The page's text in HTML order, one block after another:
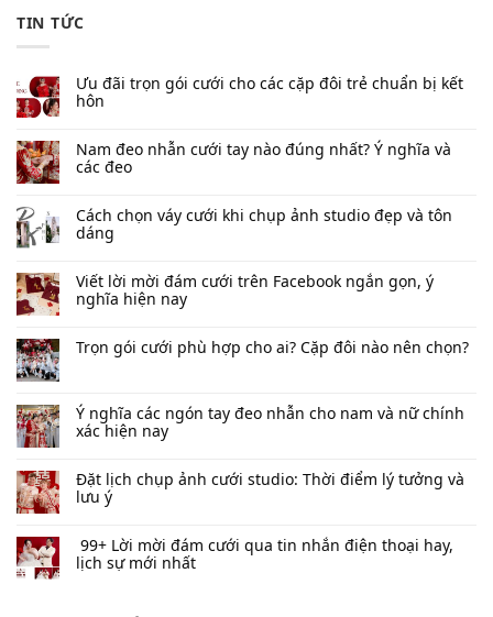
TIN TỨC
Ưu đãi trọn gói cưới cho các cặp đôi trẻ chuẩn bị kết
hôn
Nam đeo nhẫn cưới tay nào đúng nhất​? Ý nghĩa và
các đeo
Cách chọn váy cưới khi chụp ảnh studio đẹp và tôn
dáng
Viết lời mời đám cưới trên Facebook​ ngắn gọn, ý
nghĩa hiện nay
Trọn gói cưới phù hợp cho ai? Cặp đôi nào nên chọn?
Ý nghĩa các ngón tay đeo nhẫn cho nam và nữ chính
xác hiện nay
Đặt lịch chụp ảnh cưới studio: Thời điểm lý tưởng và
lưu ý
99+ Lời mời đám cưới qua tin nhắn​ điện thoại hay,
lịch sự mới nhất